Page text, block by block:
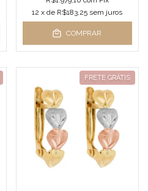
12 x de R$183,25 sem juros
COMPRAR
FRETE GRÁTIS